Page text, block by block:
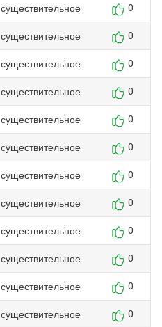
существительное 0
существительное 0
существительное 0
существительное 0
существительное 0
существительное 0
существительное 0
существительное 0
существительное 0
существительное 0
существительное 0
существительное 0